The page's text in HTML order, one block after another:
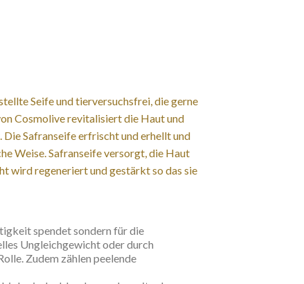
Seife und tierversuchsfrei, die gerne
Cosmolive revitalisiert die Haut und
Safranseife erfrischt und erhellt und
Weise. Safranseife versorgt, die Haut
wird regeneriert und gestärkt so das sie
spendet sondern für die
Ungleichgewicht oder durch
Zudem zählen peelende